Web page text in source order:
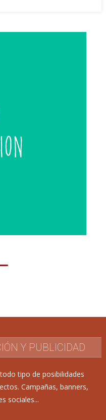
Y PUBLICIDAD
tipo de posibilidades
Campañas, banners,
sociales...